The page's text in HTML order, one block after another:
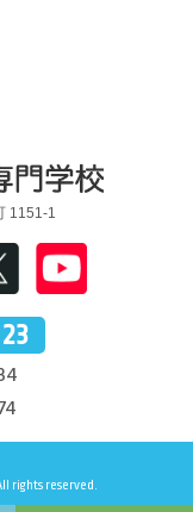
1151-1
rights reserved.